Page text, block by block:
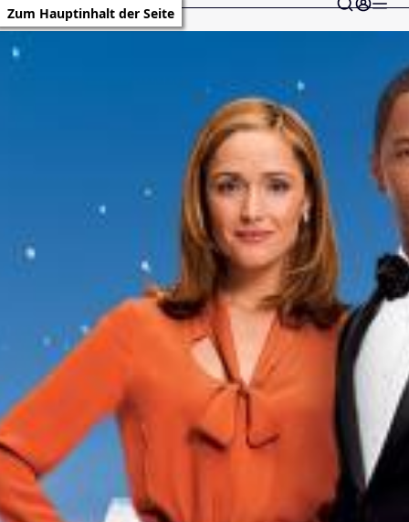
Zum Hauptinhalt der Seite